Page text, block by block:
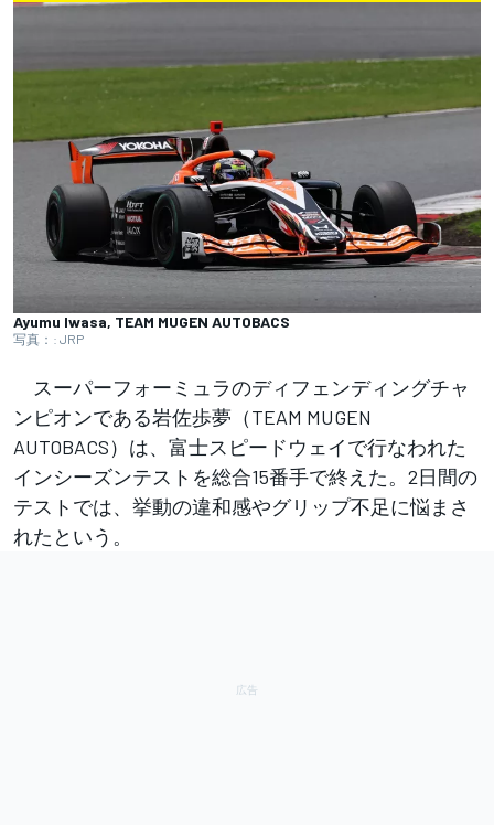
Ayumu Iwasa, TEAM MUGEN AUTOBACS
写真：: JRP
スーパーフォーミュラのディフェンディングチャ
ンピオンである岩佐歩夢（TEAM MUGEN
AUTOBACS）は、富士スピードウェイで行なわれた
インシーズンテストを総合15番手で終えた。2日間の
テストでは、挙動の違和感やグリップ不足に悩まさ
れたという。